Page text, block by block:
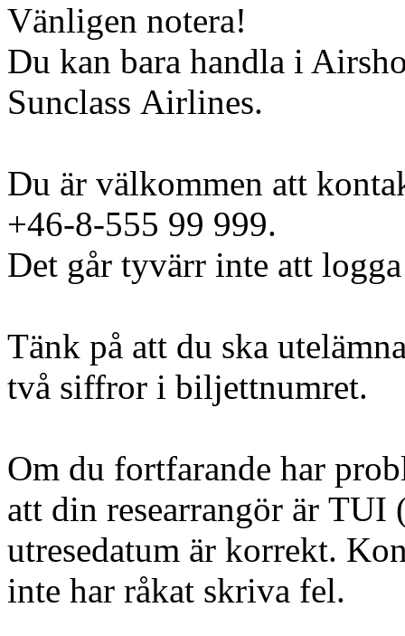
Vänligen notera!
Du kan bara handla i
Sunclass Airlines.
Du är välkommen att
+46-8-555 99 999.
Det går tyvärr inte att
Tänk på att du ska
två siffror i biljettnumret.
Om du fortfarande har
att din researrangör är TUI
utresedatum är korrekt.
inte har råkat skriva fel.